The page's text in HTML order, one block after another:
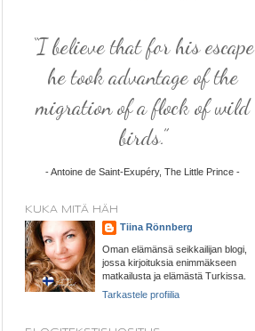
“I believe that for his escape
he took advantage of the
migration of a flock of wild
birds.”
- Antoine de Saint-Exupéry, The Little Prince -
KUKA MITÄ HÄH
Tiina Rönnberg
Oman elämänsä seikkailijan blogi,
jossa kirjoituksia enimmäkseen
matkailusta ja elämästä Turkissa.
Tarkastele profiilia